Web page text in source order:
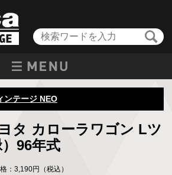
ンテージ NEO
タ カローラワゴン Lツ
96年式
：3,190円（税込）